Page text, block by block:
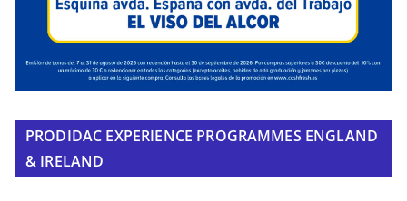
PRODIDAC EXPERIENCE PROGRAMMES ENGLAND
& IRELAND